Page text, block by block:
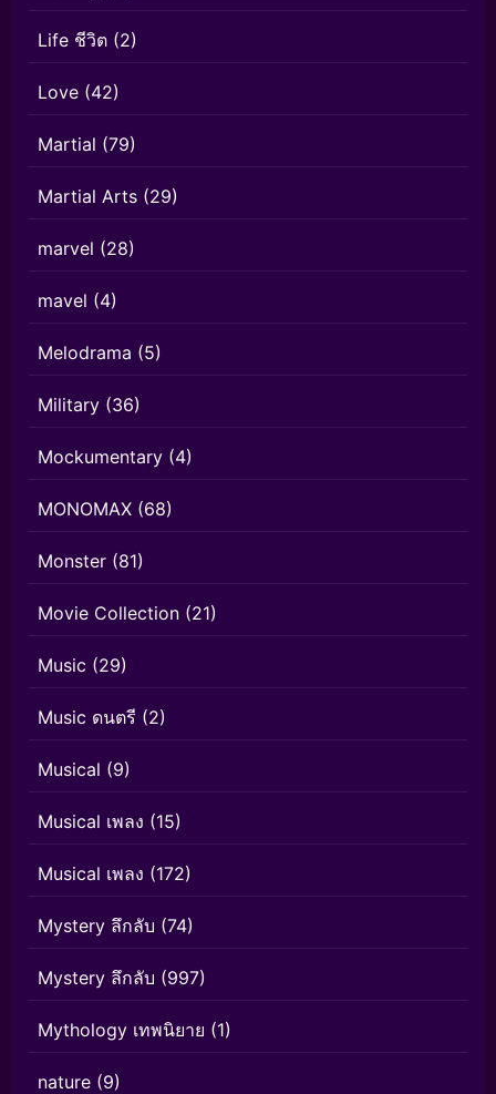
Life ชีวิต (2)
Love (42)
Martial (79)
Martial Arts (29)
marvel (28)
mavel (4)
Melodrama (5)
Military (36)
Mockumentary (4)
MONOMAX (68)
Monster (81)
Movie Collection (21)
Music (29)
Music ดนตรี (2)
Musical (9)
Musical เพลง (15)
Musical เพลง (172)
Mystery ลึกลับ (74)
Mystery ลึกลับ (997)
Mythology เทพนิยาย (1)
nature (9)